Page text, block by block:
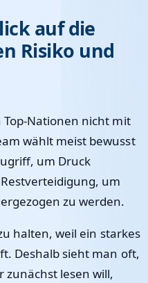
auf die
Risiko und
Nationen nicht mit
wählt meist bewusst
um Druck
um
zu werden.
halten, weil ein starkes
Deshalb sieht man oft,
zunächst lesen will,